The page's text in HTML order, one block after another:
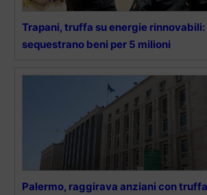
Trapani, truffa su energie
sequestrano beni per 5 milioni
Palermo, raggirava anziani con